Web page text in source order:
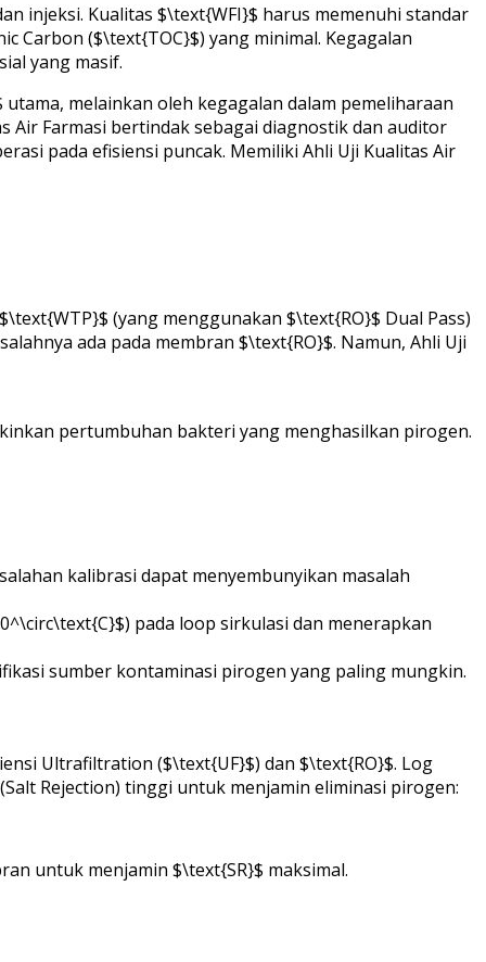
injeksi. Kualitas $\text{WFI}$ harus memenuhi standar
Carbon ($\text{TOC}$) yang minimal. Kegagalan
yang masif.
melainkan oleh kegagalan dalam pemeliharaan
Air Farmasi bertindak sebagai diagnostik dan auditor
pada efisiensi puncak. Memiliki Ahli Uji Kualitas Air
(yang menggunakan $\text{RO}$ Dual Pass)
ada pada membran $\text{RO}$. Namun, Ahli Uji
pertumbuhan bakteri yang menghasilkan pirogen.
kalibrasi dapat menyembunyikan masalah
pada loop sirkulasi dan menerapkan
sumber kontaminasi pirogen yang paling mungkin.
Ultrafiltration ($\text{UF}$) dan $\text{RO}$. Log
Rejection) tinggi untuk menjamin eliminasi pirogen:
untuk menjamin $\text{SR}$ maksimal.